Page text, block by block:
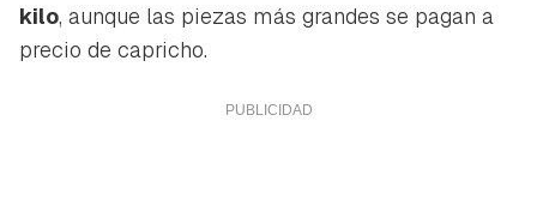
kilo, aunque las piezas más grandes se pagan a
precio de capricho.